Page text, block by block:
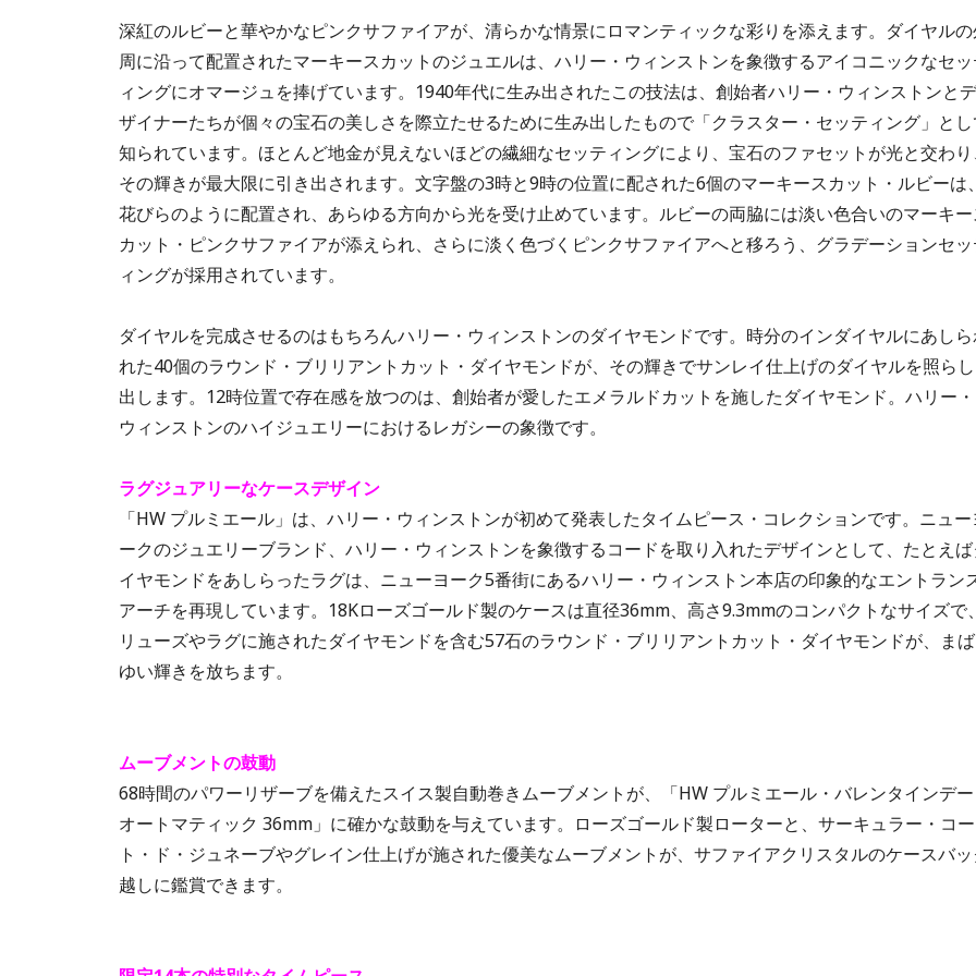
深紅のルビーと華やかなピンクサファイアが、清らかな情景にロマンティックな彩りを添えます。ダイヤル
周に沿って配置されたマーキースカットのジュエルは、ハリー・ウィンストンを象徴するアイコニックなセッ
ィングにオマージュを捧げています。1940年代に生み出されたこの技法は、創始者ハリー・ウィンストンとデ
ザイナーたちが個々の宝石の美しさを際立たせるために生み出したもので「クラスター・セッティング」とし
知られています。ほとんど地金が見えないほどの繊細なセッティングにより、宝石のファセットが光と交わり
その輝きが最大限に引き出されます。文字盤の3時と9時の位置に配された6個のマーキースカット・ルビーは、
花びらのように配置され、あらゆる方向から光を受け止めています。ルビーの両脇には淡い色合いのマーキー
カット・ピンクサファイアが添えられ、さらに淡く色づくピンクサファイアへと移ろう、グラデーションセッ
ィングが採用されています。
ダイヤルを完成させるのはもちろんハリー・ウィンストンのダイヤモンドです。時分のインダイヤルにあしら
れた40個のラウンド・ブリリアントカット・ダイヤモンドが、その輝きでサンレイ仕上げのダイヤルを照らし
出します。12時位置で存在感を放つのは、創始者が愛したエメラルドカットを施したダイヤモンド。ハリー・
ウィンストンのハイジュエリーにおけるレガシーの象徴です。
ラグジュアリーなケースデザイン
「HW プルミエール」は、ハリー・ウィンストンが初めて発表したタイムピース・コレクションです。ニュー
ークのジュエリーブランド、ハリー・ウィンストンを象徴するコードを取り入れたデザインとして、たとえ
イヤモンドをあしらったラグは、ニューヨーク5番街にあるハリー・ウィンストン本店の印象的なエントラン
アーチを再現しています。18Kローズゴールド製のケースは直径36mm、高さ9.3mmのコンパクトなサイズで、
リューズやラグに施されたダイヤモンドを含む57石のラウンド・ブリリアントカット・ダイヤモンドが、まば
ゆい輝きを放ちます。
ムーブメントの鼓動
68時間のパワーリザーブを備えたスイス製自動巻きムーブメントが、「HW プルミエール・バレンタインデー
オートマティック 36mm」に確かな鼓動を与えています。ローズゴールド製ローターと、サーキュラー・コー
ト・ド・ジュネーブやグレイン仕上げが施された優美なムーブメントが、サファイアクリスタルのケースバッ
越しに鑑賞できます。